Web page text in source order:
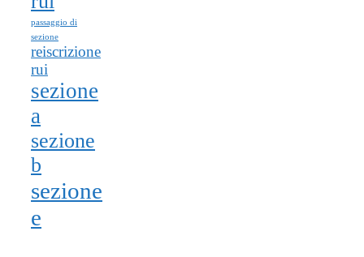
passaggio di
sezione
reiscrizione
rui
sezione
a
sezione
b
sezione
e